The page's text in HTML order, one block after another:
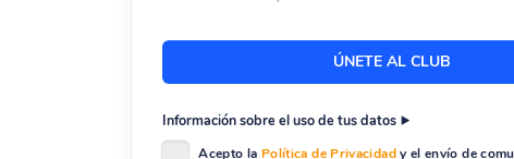
Información sobre el uso de tus datos
Acepto la Política de Privacidady el envío de